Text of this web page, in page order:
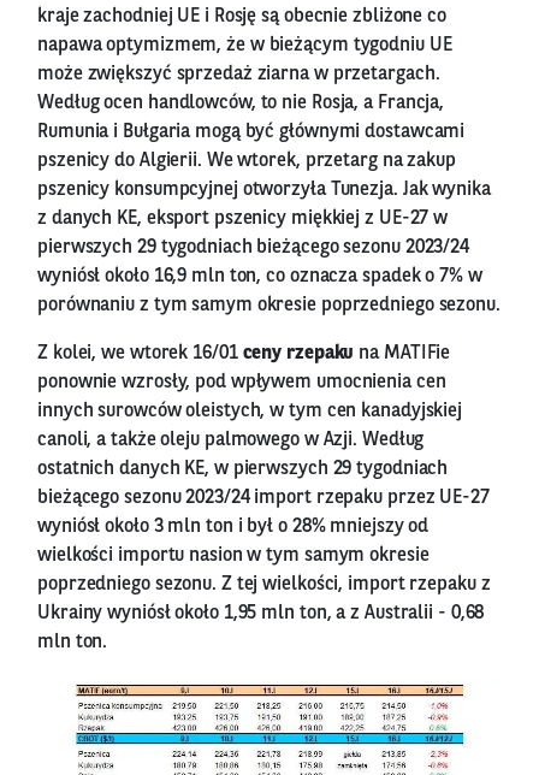
kraje zachodniej UE i Rosję są obecnie zbliżone co
napawa optymizmem, że w bieżącym tygodniu UE
może zwiększyć sprzedaż ziarna w przetargach.
Według ocen handlowców, to nie Rosja, a Francja,
Rumunia i Bułgaria mogą być głównymi dostawcami
pszenicy do Algierii. We wtorek, przetarg na zakup
pszenicy konsumpcyjnej otworzyła Tunezja. Jak wynika
z danych KE, eksport pszenicy miękkiej z UE-27 w
pierwszych 29 tygodniach bieżącego sezonu 2023/24
wyniósł około 16,9 mln ton, co oznacza spadek o 7% w
porównaniu z tym samym okresie poprzedniego sezonu.
Z kolei, we wtorek 16/01 ceny rzepaku na MATIFie
ponownie wzrosły, pod wpływem umocnienia cen
innych surowców oleistych, w tym cen kanadyjskiej
canoli, a także oleju palmowego w Azji. Według
ostatnich danych KE, w pierwszych 29 tygodniach
bieżącego sezonu 2023/24 import rzepaku przez UE-27
wyniósł około 3 mln ton i był o 28% mniejszy od
wielkości importu nasion w tym samym okresie
poprzedniego sezonu. Z tej wielkości, import rzepaku z
Ukrainy wyniósł około 1,95 mln ton, a z Australii - 0,68
mln ton.